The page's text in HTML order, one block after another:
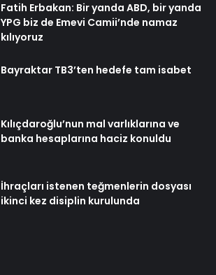
Fatih Erbakan: Bir yanda ABD, bir yanda
YPG biz de Emevi Camii’nde namaz
kılıyoruz
Bayraktar TB3’ten hedefe tam isabet
Kılıçdaroğlu’nun mal varlıklarına ve
banka hesaplarına haciz konuldu
İhraçları istenen teğmenlerin dosyası
ikinci kez disiplin kurulunda